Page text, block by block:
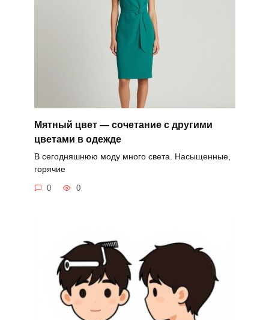
Мятный цвет — сочетание с другими
цветами в одежде
В сегодняшнюю моду много света. Насыщенные,
горячие
0 0